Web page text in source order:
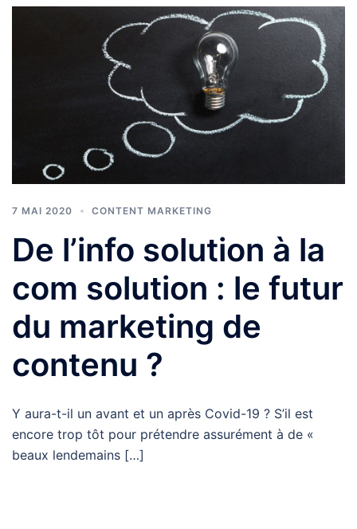
7 MAI 2020 CONTENT MARKETING
De l’info solution à la
com solution : le futur
du marketing de
contenu ?
Y aura-t-il un avant et un après Covid-19 ? S’il est
encore trop tôt pour prétendre assurément à de «
beaux lendemains […]